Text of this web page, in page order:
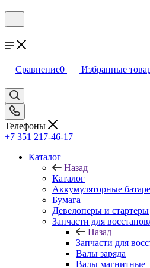
Сравнение0 Избранные
Телефоны
+7 351 217-46-17
Каталог
Назад
Каталог
Аккумуляторные
Бумага
Девелоперы и стартеры
Запчасти для
Назад
Запчасти для
Валы заряда
Валы магнитные